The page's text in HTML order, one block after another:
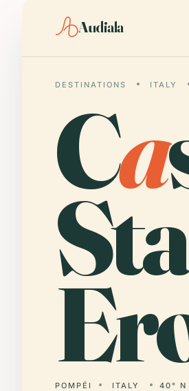
Audiala
DESTINATIONS ITALY
Ca
POMPÉI ITALY 40° N